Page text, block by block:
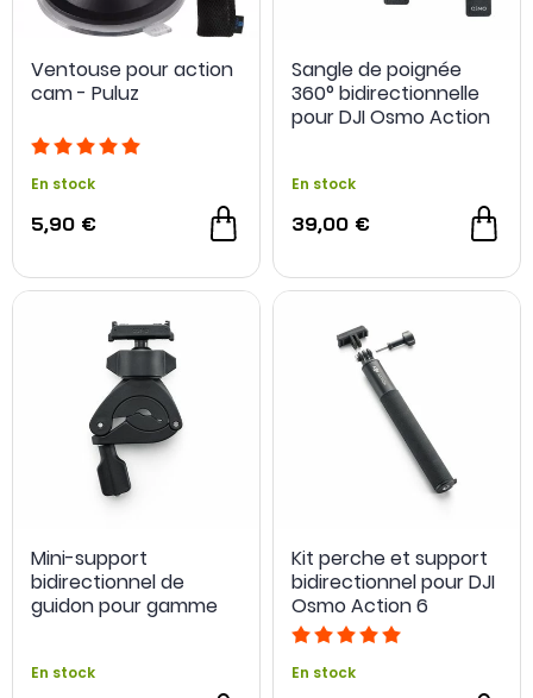
Ventouse pour action
cam - Puluz
En stock
5,90 €
Sangle de poignée
360° bidirectionnelle
pour DJI Osmo Action
En stock
39,00 €
Mini-support
bidirectionnel de
guidon pour gamme
En stock
Kit perche et support
bidirectionnel pour DJI
Osmo Action 6
En stock